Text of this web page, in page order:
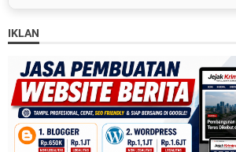
IKLAN